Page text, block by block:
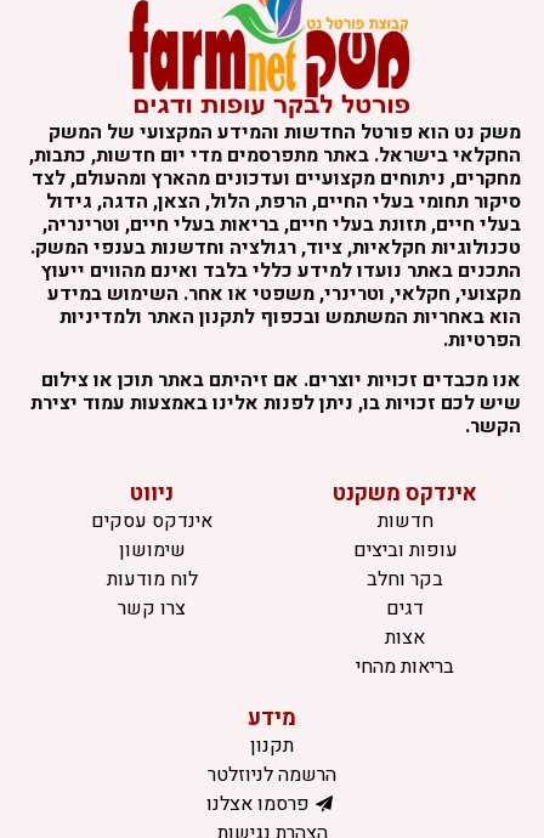
משק נט הוא פורטל החדשות והמידע המקצועי של המשק
החקלאי בישראל. באתר מתפרסמים מדי יום חדשות, כתבות,
מחקרים, ניתוחים מקצועיים ועדכונים מהארץ ומהעולם, לצד
סיקור תחומי בעלי החיים, הרפת, הלול, הצאן, הדגה, גידול
בעלי חיים, תזונת בעלי חיים, בריאות בעלי חיים, וטרינריה,
טכנולוגיות חקלאיות, ציוד, רגולציה וחדשנות בענפי המשק.
התכנים באתר נועדו למידע כללי בלבד ואינם מהווים ייעוץ
מקצועי, חקלאי, וטרינרי, משפטי או אחר. השימוש במידע
הוא באחריות המשתמש ובכפוף לתקנון האתר ולמדיניות
הפרטיות.
אנו מכבדים זכויות יוצרים. אם זיהיתם באתר תוכן או צילום
שיש לכם זכויות בו, ניתן לפנות אלינו באמצעות עמוד יצירת
הקשר.
אינדקס משקנט
חדשות
עופות וביצים
בקר וחלב
דגים
אצות
בריאות מהחי
ניווט
אינדקס עסקים
שימושון
לוח מודעות
צרו קשר
מידע
תקנון
הרשמה לניוזלטר
פרסמו אצלנו